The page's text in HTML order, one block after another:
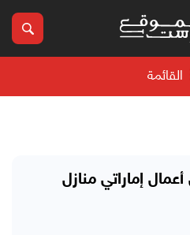
القائمة
إماراتي منازل